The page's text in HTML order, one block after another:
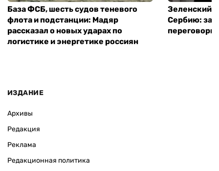
База ФСБ, шесть судов теневого
флота и подстанции: Мадяр
рассказал о новых ударах по
логистике и энергетике россиян
Зеленский
Сербию:
переговоры
ИЗДАНИЕ
Архивы
Редакция
Реклама
Редакционная политика